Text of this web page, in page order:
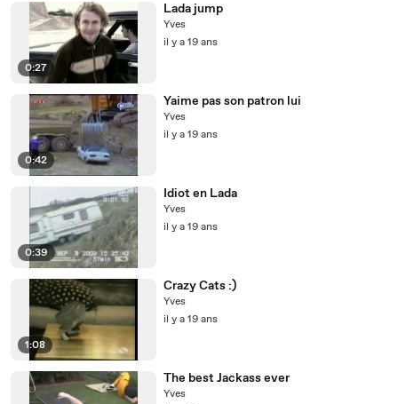
0:27
Lada jump
Yves
il y a 19 ans
0:42
Yaime pas son patron lui
Yves
il y a 19 ans
0:39
Idiot en Lada
Yves
il y a 19 ans
1:08
Crazy Cats :)
Yves
il y a 19 ans
The best Jackass ever
Yves